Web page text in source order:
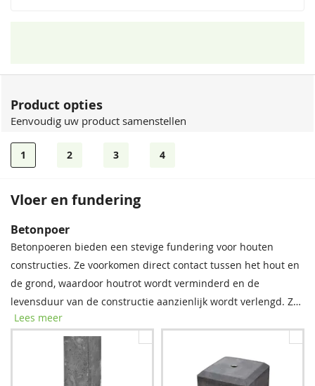
Product opties
Eenvoudig uw product samenstellen
1 2 3 4
Vloer en fundering
Tegen meerprijs kunt u bij dit product dakshingles bestellen.
Deze bitumen dakbedekking is uitermate geschikt voor het
waterdicht afwerken van uw (hellende) dak, om zo de
levensduur van uw tuinverblijf te verlengen.
Betonpoer
Betonpoeren bieden een stevige fundering voor houten
constructies. Ze voorkomen direct contact tussen het hout en
de grond, waardoor houtrot wordt verminderd en de
levensduur van de constructie aanzienlijk wordt verlengd. Zo
staat uw buitenverblijf stevig en blijft het langer mooi!
Lees meer